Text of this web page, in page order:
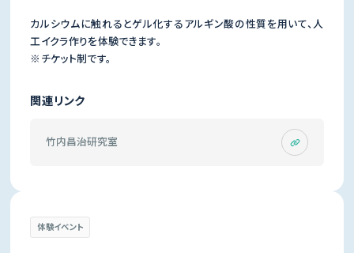
カルシウムに触れるとゲル化するアルギン酸の性質を用いて、人
工イクラ作りを体験できます。
※チケット制です。
関連リンク
竹内昌治研究室
体験イベント